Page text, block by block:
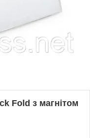
Fold з магнітом